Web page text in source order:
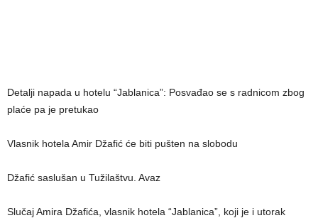
Detalji napada u hotelu “Jablanica”: Posvađao se s radnicom zbog
plaće pa je pretukao
Vlasnik hotela Amir Džafić će biti pušten na slobodu
Džafić saslušan u Tužilaštvu. Avaz
Slučaj Amira Džafića, vlasnik hotela “Jablanica”, koji je i utorak